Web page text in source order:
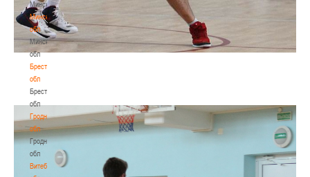
Минск
Минская
обл
Минская
обл
Брестская
обл
Брестская
обл
Гродненская
обл
Гродненская
обл
Витебская